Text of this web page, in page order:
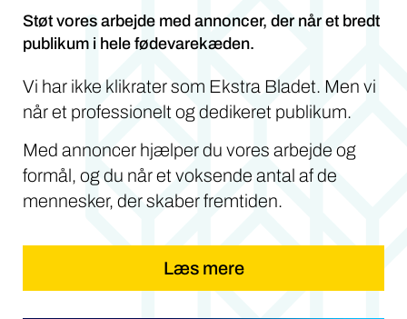
Støt vores arbejde med annoncer, der når et bredt
publikum i hele fødevarekæden.
Vi har ikke klikrater som Ekstra Bladet. Men vi
når et professionelt og dedikeret publikum.
Med annoncer hjælper du vores arbejde og
formål, og du når et voksende antal af de
mennesker, der skaber fremtiden.
Læs mere